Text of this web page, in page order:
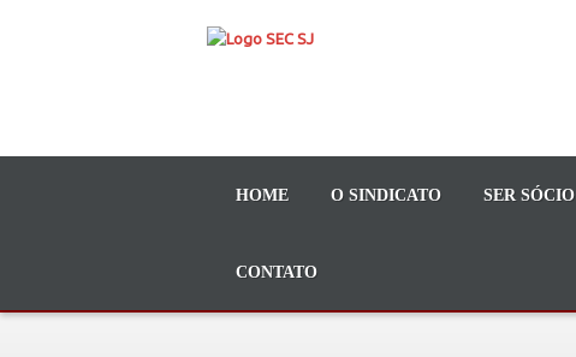
HOME O SINDICATO SER SÓCIO
CONTATO